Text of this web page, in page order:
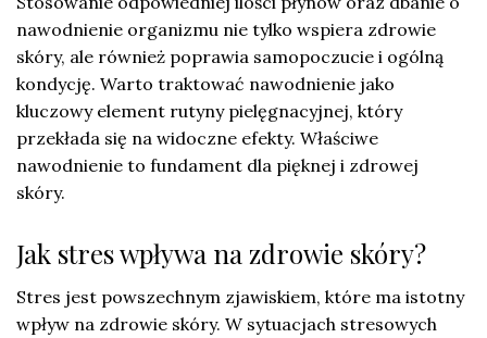
nawodnienie organizmu nie tylko wspiera zdrowie
skóry, ale również poprawia samopoczucie i ogólną
kondycję. Warto traktować nawodnienie jako
kluczowy element rutyny pielęgnacyjnej, który
przekłada się na widoczne efekty. Właściwe
nawodnienie to fundament dla pięknej i zdrowej
skóry.
Jak stres wpływa na zdrowie skóry?
Stres jest powszechnym zjawiskiem, które ma istotny
wpływ na zdrowie skóry. W sytuacjach stresowych